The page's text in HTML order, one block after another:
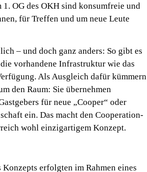
OG des OKH sind konsumfreie und
für Treffen und um neue Leute
– und doch ganz anders: So gibt es
vorhandene Infrastruktur wie das
Als Ausgleich dafür kümmern
den Raum: Sie übernehmen
für neue „Cooper“ oder
ein. Das macht den Cooperation-
wohl einzigartigem Konzept.
erfolgten im Rahmen eines